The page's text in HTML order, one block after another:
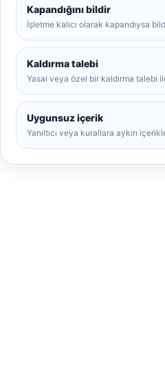
Kapandığını bildir
İşletme kalıcı olarak kapandıysa
Kaldırma talebi
Yasal veya özel bir kaldırma talebi
Uygunsuz içerik
Yanıltıcı veya kurallara aykırı